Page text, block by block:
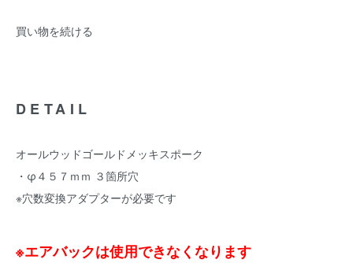
買い物を続ける
DETAIL
オールウッドゴールドメッキスポーク
・φ４５７ｍｍ ３箇所穴
※穴数変換アダプターが必要です
※エアバックは使用できなくなります